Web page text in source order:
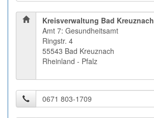
Kreisverwaltung Bad Kreuznach
Amt 7: Gesundheitsamt
Ringstr. 4
55543 Bad Kreuznach
Rheinland - Pfalz